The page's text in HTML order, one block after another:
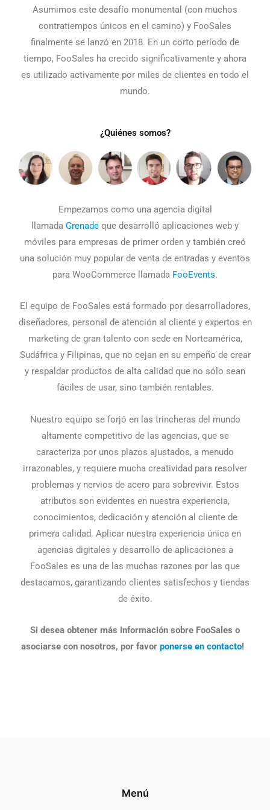
Asumimos este desafío monumental (con muchos
contratiempos únicos en el camino) y FooSales
finalmente se lanzó en 2018. En un corto período de
tiempo, FooSales ha crecido significativamente y ahora
es utilizado activamente por miles de clientes en todo el
mundo.
¿Quiénes somos?
Empezamos como una agencia digital
llamada Grenade que desarrolló aplicaciones web y
móviles para empresas de primer orden y también creó
una solución muy popular de venta de entradas y eventos
para WooCommerce llamada FooEvents.
El equipo de FooSales está formado por desarrolladores,
diseñadores, personal de atención al cliente y expertos en
marketing de gran talento con sede en Norteamérica,
Sudáfrica y Filipinas, que no cejan en su empeño de crear
y respaldar productos de alta calidad que no sólo sean
fáciles de usar, sino también rentables.
Nuestro equipo se forjó en las trincheras del mundo
altamente competitivo de las agencias, que se
caracteriza por unos plazos ajustados, a menudo
irrazonables, y requiere mucha creatividad para resolver
problemas y nervios de acero para sobrevivir. Estos
atributos son evidentes en nuestra experiencia,
conocimientos, dedicación y atención al cliente de
primera calidad. Aplicar nuestra experiencia única en
agencias digitales y desarrollo de aplicaciones a
FooSales es una de las muchas razones por las que
destacamos, garantizando clientes satisfechos y tiendas
de éxito.
Si desea obtener más información sobre FooSales o
asociarse con nosotros, por favor ponerse en contacto!
Menú